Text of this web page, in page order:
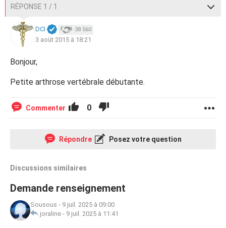
RÉPONSE 1 / 1
DCI 38 560
3 août 2015 à 18:21
Bonjour,
Petite arthrose vertébrale débutante.
Commenter 0
Répondre Posez votre question
Discussions similaires
Demande renseignement
Sousous - 9 juil. 2025 à 09:00
joraline - 9 juil. 2025 à 11:41